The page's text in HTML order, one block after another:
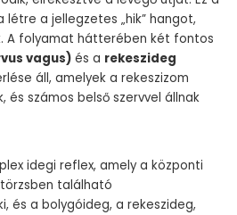
a jellegzetes „hik” hangot,
A folyamat hátterében két fontos
vagus) és a rekeszideg
áll, amelyek a rekeszizom
és számos belső szervvel állnak
idegi reflex, amely a központi
található
és a bolygóideg, a rekeszideg,